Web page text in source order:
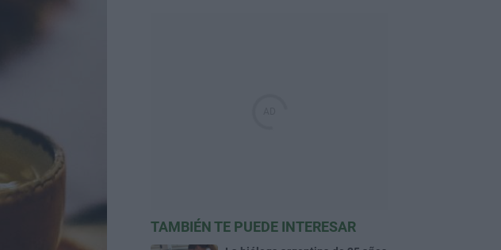
TAMBIÉN TE PUEDE INTERESAR